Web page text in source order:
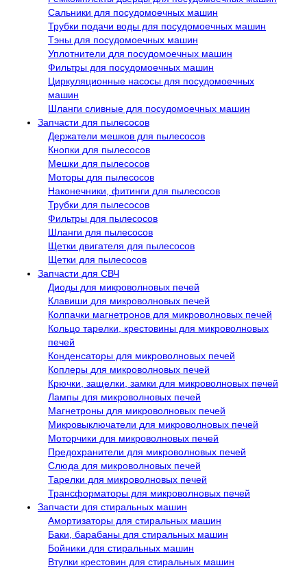
Сальники для посудомоечных машин
Трубки подачи воды для посудомоечных машин
Тэны для посудомоечных машин
Уплотнители для посудомоечных машин
Фильтры для посудомоечных машин
Циркуляционные насосы для посудомоечных
машин
Шланги сливные для посудомоечных машин
Запчасти для пылесосов
Держатели мешков для пылесосов
Кнопки для пылесосов
Мешки для пылесосов
Моторы для пылесосов
Наконечники, фитинги для пылесосов
Трубки для пылесосов
Фильтры для пылесосов
Шланги для пылесосов
Щетки двигателя для пылесосов
Щетки для пылесосов
Запчасти для СВЧ
Диоды для микроволновых печей
Клавиши для микроволновых печей
Колпачки магнетронов для микроволновых печей
Кольцо тарелки, крестовины для микроволновых
печей
Конденсаторы для микроволновых печей
Коплеры для микроволновых печей
Крючки, защелки, замки для микроволновых печей
Лампы для микроволновых печей
Магнетроны для микроволновых печей
Микровыключатели для микроволновых печей
Моторчики для микроволновых печей
Предохранители для микроволновых печей
Слюда для микроволновых печей
Тарелки для микроволновых печей
Трансформаторы для микроволновых печей
Запчасти для стиральных машин
Амортизаторы для стиральных машин
Баки, барабаны для стиральных машин
Бойники для стиральных машин
Втулки крестовин для стиральных машин